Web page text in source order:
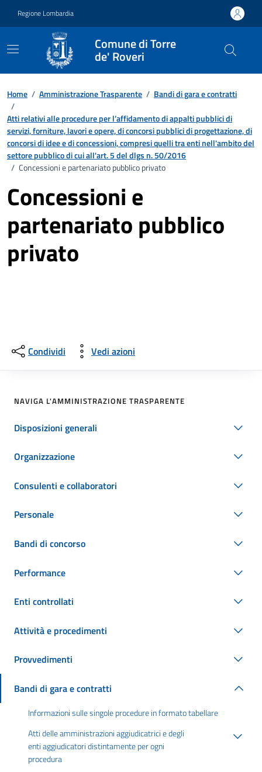
Regione Lombardia
Comune di Torre
de' Roveri
Home / Amministrazione Trasparente / Bandi di gara e contratti
/
Atti relativi alle procedure per l’affidamento di appalti pubblici di
servizi, forniture, lavori e opere, di concorsi pubblici di progettazione, di
concorsi di idee e di concessioni, compresi quelli tra enti nell'ambito del
settore pubblico di cui all'art. 5 del dlgs n. 50/2016
/ Concessioni e partenariato pubblico privato
Concessioni e
partenariato pubblico
privato
Condividi Vedi azioni
NAVIGA L'AMMINISTRAZIONE TRASPARENTE
Disposizioni generali
Organizzazione
Consulenti e collaboratori
Personale
Bandi di concorso
Performance
Enti controllati
Attività e procedimenti
Provvedimenti
Bandi di gara e contratti
Informazioni sulle singole procedure in formato tabellare
Atti delle amministrazioni aggiudicatrici e degli
enti aggiudicatori distintamente per ogni
procedura